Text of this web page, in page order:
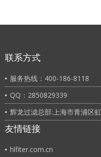
联系方式
服务热线：400-186-8118
QQ：2850829339
辉龙过滤总部:上海市青浦区
友情链接
hlfiter.com.cn